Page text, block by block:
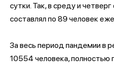
сутки. Так, в среду и
составлял по 89 человек
За весь период пандемии в
10554 человека, полностью